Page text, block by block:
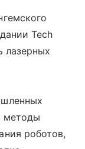
Tech
лазерных
методы
роботов,